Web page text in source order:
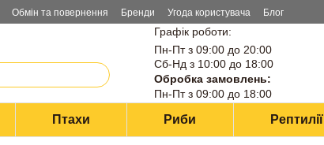
Обмін та повернення Бренди Угода користувача Блог
Графік роботи:
Пн-Пт з 09:00 до 20:00
Сб-Нд з 10:00 до 18:00
Обробка замовлень:
Пн-Пт з 09:00 до 18:00
Птахи Риби Рептилії